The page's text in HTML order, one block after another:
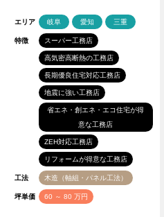
エリア 岐阜 愛知 三重
特徴 スーパー工務店
高気密高断熱の工務店
長期優良住宅対応工務店
地震に強い工務店
省エネ・創エネ・エコ住宅が得
意な工務店
ZEH対応工務店
リフォームが得意な工務店
工法 木造（軸組・パネル工法）
坪単価 60 ～ 80 万円